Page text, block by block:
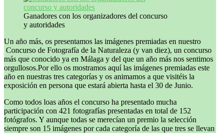
Ganadores con los organizadores del concurso
y autoridades
Un año más, os presentamos las imágenes premiadas en nuestro
Concurso de Fotografía de la Naturaleza (y van diez), un concurso
más que conocido ya en Málaga y del que un año más nos sentimos
orgullosos.Por ello os mostramos aquí las imágenes premiadas este
año en nuestras tres categorías y os animamos a que visitéis la
exposición en persona que estará abierta hasta el 30 de Junio.
Como todos loas años el concurso ha presentado mucha
participación con 421 fotografías presentadas en total de 152
fotógrafos. Y aunque todas se merecían un premio la selección
siempre son 15 imágenes por cada categoría de las que tres se llevan